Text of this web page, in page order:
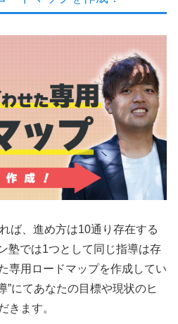
ば、進め方は10通り存在する
塾では1つとして同じ指導は存
専用ロードマップを作成してい
”にてあなたの目標や現状のヒ
きます。